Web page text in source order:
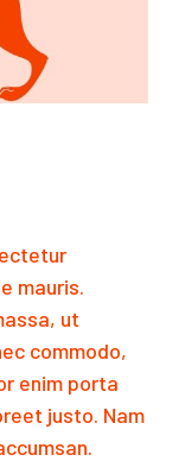
mauris.
ut
commodo,
enim porta
justo. Nam